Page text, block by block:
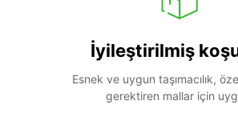
İyileştirilmiş
Esnek ve uygun taşımacılık,
gerektiren mallar için